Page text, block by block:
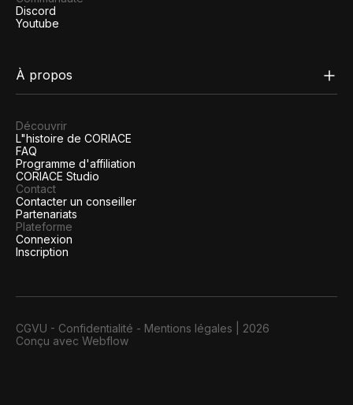
Discord
Youtube
À propos
Découvrir
L"histoire de CORIACE
FAQ
Programme d'affiliation
CORIACE Studio
Contact
Contacter un conseiller
Partenariats
Plateforme
Connexion
Inscription
CGVU - Confidentialité - Mentions légales
2026
Conçu avec Webflow